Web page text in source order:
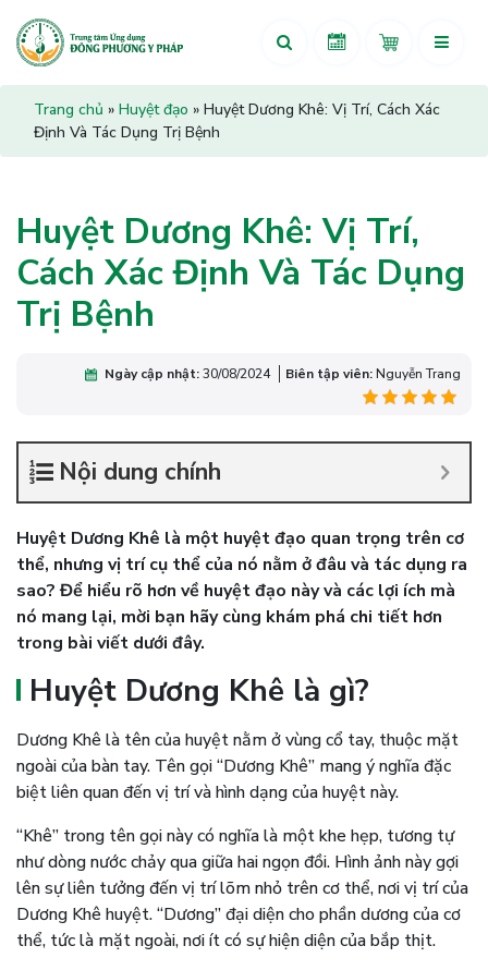
Trang chủ » Huyệt đạo » Huyệt Dương Khê: Vị Trí, Cách Xác
Định Và Tác Dụng Trị Bệnh
Huyệt Dương Khê: Vị Trí,
Cách Xác Định Và Tác Dụng
Trị Bệnh
Ngày cập nhật:30/08/2024 Biên tập viên:Nguyễn Trang
Nội dung chính
Huyệt Dương Khê là một huyệt đạo quan trọng trên cơ
thể, nhưng vị trí cụ thể của nó nằm ở đâu và tác dụng ra
sao? Để hiểu rõ hơn về huyệt đạo này và các lợi ích mà
nó mang lại, mời bạn hãy cùng khám phá chi tiết hơn
trong bài viết dưới đây.
Huyệt Dương Khê là gì?
Dương Khê là tên của huyệt nằm ở vùng cổ tay, thuộc mặt
ngoài của bàn tay. Tên gọi “Dương Khê” mang ý nghĩa đặc
biệt liên quan đến vị trí và hình dạng của huyệt này.
“Khê” trong tên gọi này có nghĩa là một khe hẹp, tương tự
như dòng nước chảy qua giữa hai ngọn đồi. Hình ảnh này gợi
lên sự liên tưởng đến vị trí lõm nhỏ trên cơ thể, nơi vị trí của
Dương Khê huyệt. “Dương” đại diện cho phần dương của cơ
thể, tức là mặt ngoài, nơi ít có sự hiện diện của bắp thịt.